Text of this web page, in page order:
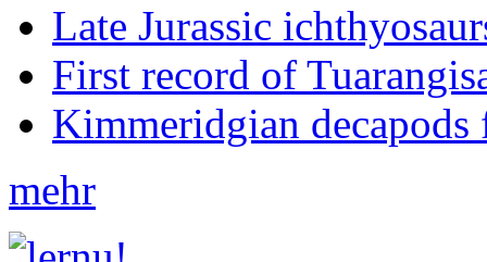
Late Jurassic
First record of
Kimmeridgian
mehr